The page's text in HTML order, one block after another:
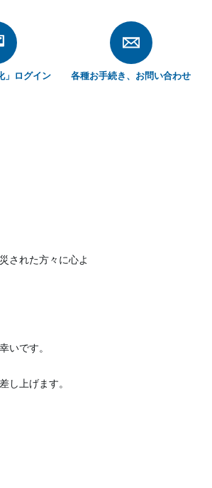
ログイン 各種お手続き、 お問い合わせ
された方々に心よ
いです。
し上げます。